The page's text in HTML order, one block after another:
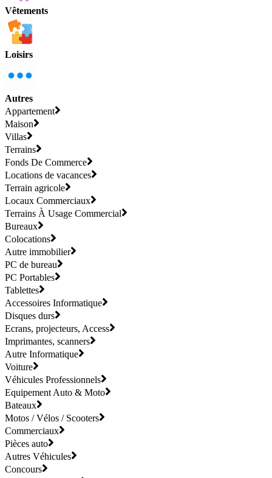
Vêtements
Loisirs
Autres
Appartement
Maison
Villas
Terrains
Fonds De Commerce
Locations de vacances
Terrain agricole
Locaux Commerciaux
Terrains À Usage Commercial
Bureaux
Colocations
Autre immobilier
PC de bureau
PC Portables
Tablettes
Accessoires Informatique
Disques durs
Ecrans, projecteurs, Access
Imprimantes, scanners
Autre Informatique
Voiture
Véhicules Professionnels
Equipement Auto & Moto
Bateaux
Motos / Vélos / Scooters
Commerciaux
Pièces auto
Autres Véhicules
Concours